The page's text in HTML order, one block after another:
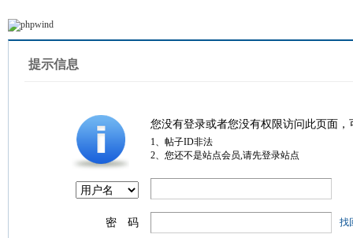
提示信息
您没有登录或者您没有权限访问此页面
1、帖子ID非法
2、您还不是站点会员,请先登录站点
密 码 找